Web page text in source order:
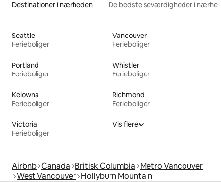
Destinationer i nærheden De bedste seværdigheder i
Seattle
Ferieboliger
Vancouver
Ferieboliger
Portland
Ferieboliger
Whistler
Ferieboliger
Kelowna
Ferieboliger
Richmond
Ferieboliger
Victoria
Ferieboliger
Vis flere
Airbnb Canada Britisk Columbia Metro Vancouver
West Vancouver Hollyburn Mountain